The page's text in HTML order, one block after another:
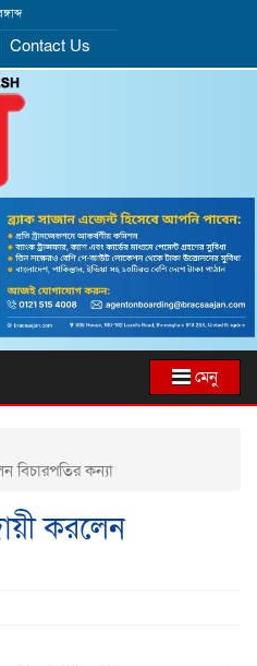
Contact Us
মেনু
বিচারপতির কন্যা
করলেন